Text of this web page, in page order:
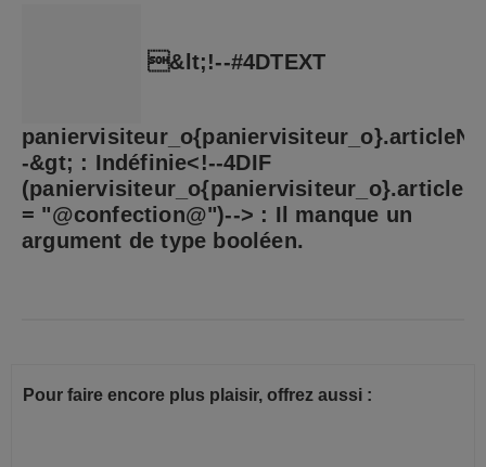
&lt;!--#4DTEXT
-&gt; : Indéfinie<!--4DIF
= "@confection@")--> : Il manque un
argument de type booléen.
Pour faire encore plus plaisir, offrez aussi :